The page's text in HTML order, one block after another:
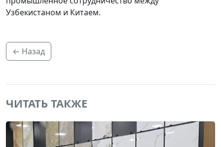
Узбекистаном и Китаем.
← Назад
ЧИТАТЬ ТАКЖЕ